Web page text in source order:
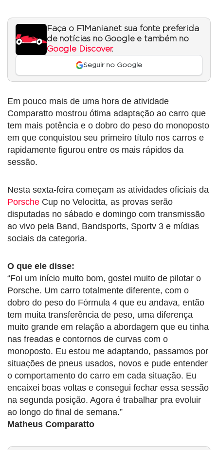
Faça o F1Mania.net sua fonte preferida
de notícias no Google e também no
Google Discover.
Seguir no Google
Em pouco mais de uma hora de atividade
Comparatto mostrou ótima adaptação ao carro que
tem mais potência e o dobro do peso do monoposto
em que conquistou seu primeiro título nos carros e
rapidamente figurou entre os mais rápidos da
sessão.
Nesta sexta-feira começam as atividades oficiais da
Porsche Cup no Velocitta, as provas serão
disputadas no sábado e domingo com transmissão
ao vivo pela Band, Bandsports, Sportv 3 e mídias
sociais da categoria.
O que ele disse:
“Foi um início muito bom, gostei muito de pilotar o
Porsche. Um carro totalmente diferente, com o
dobro do peso do Fórmula 4 que eu andava, então
tem muita transferência de peso, uma diferença
muito grande em relação a abordagem que eu tinha
nas freadas e contornos de curvas com o
monoposto. Eu estou me adaptando, passamos por
situações de pneus usados, novos e pude entender
o comportamento do carro em cada situação. Eu
encaixei boas voltas e consegui fechar essa sessão
na segunda posição. Agora é trabalhar pra evoluir
ao longo do final de semana.”
Matheus Comparatto